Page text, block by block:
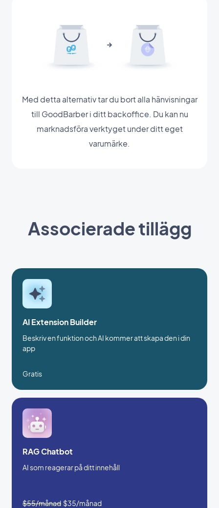
Med detta alternativ tar du bort alla hänvisningar
till GoodBarber i ditt backoffice. Du kan nu
marknadsföra verktyget under ditt eget
varumärke.
Associerade tillägg
AI Extension Builder
Beskriv en funktion och AI kommer att skapa den i din
app
Gratis
RAG Chatbot
AI som reagerar på ditt innehåll
$55/månad $35/månad